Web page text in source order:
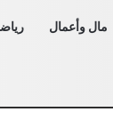
مال وأعمال